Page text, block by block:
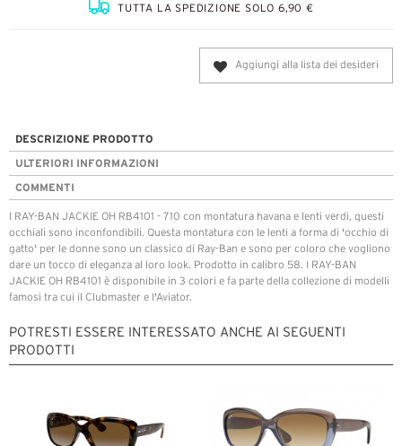
TUTTA LA SPEDIZIONE SOLO 6,90 €
Aggiungi alla lista dei desideri
DESCRIZIONE PRODOTTO
ULTERIORI INFORMAZIONI
COMMENTI
I RAY-BAN JACKIE OH RB4101 - 710 con montatura havana e lenti verdi, questi
occhiali sono inconfondibili. Questa montatura con le lenti a forma di 'occhio di
gatto' per le donne sono un classico di Ray-Ban e sono per coloro che vogliono
dare un tocco di eleganza al loro look. Prodotto in calibro 58. I RAY-BAN
JACKIE OH RB4101 è disponibile in 3 colori e fa parte della collezione di modelli
famosi tra cui il Clubmaster e l'Aviator.
POTRESTI ESSERE INTERESSATO ANCHE AI SEGUENTI
PRODOTTI